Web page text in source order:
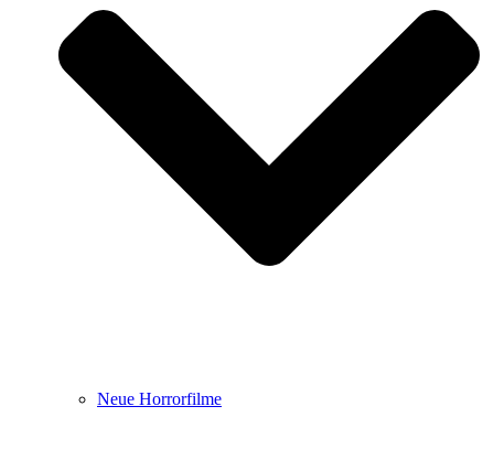
Neue Horrorfilme